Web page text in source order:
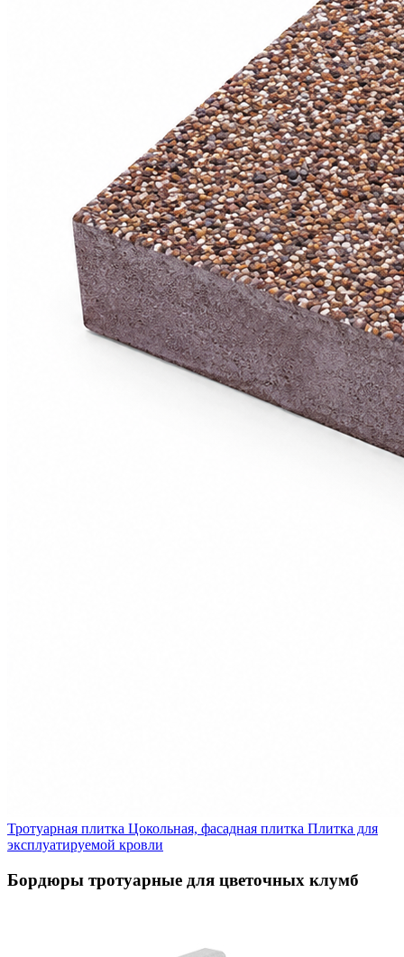
Тротуарная плитка Цокольная, фасадная плитка Плитка для
эксплуатируемой кровли
Бордюры тротуарные для цветочных клумб